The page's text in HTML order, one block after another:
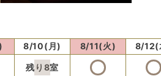
8/10(月)
残り 8室
8/11(火) 8/12(